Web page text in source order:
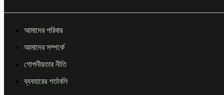
আমাদের পরিবার
আমাদের সম্পর্কে
গোপনীয়তার নীতি
ব্যবহারের শর্তাবলি